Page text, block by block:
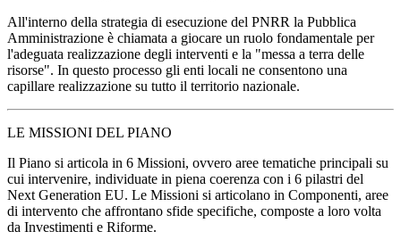
All'interno della strategia di esecuzione del PNRR la Pubblica
Amministrazione è chiamata a giocare un ruolo fondamentale per
l'adeguata realizzazione degli interventi e la "messa a terra delle
risorse". In questo processo gli enti locali ne consentono una
capillare realizzazione su tutto il territorio nazionale.
LE MISSIONI DEL PIANO
Il Piano si articola in 6 Missioni, ovvero aree tematiche principali su
cui intervenire, individuate in piena coerenza con i 6 pilastri del
Next Generation EU. Le Missioni si articolano in Componenti, aree
di intervento che affrontano sfide specifiche, composte a loro volta
da Investimenti e Riforme.